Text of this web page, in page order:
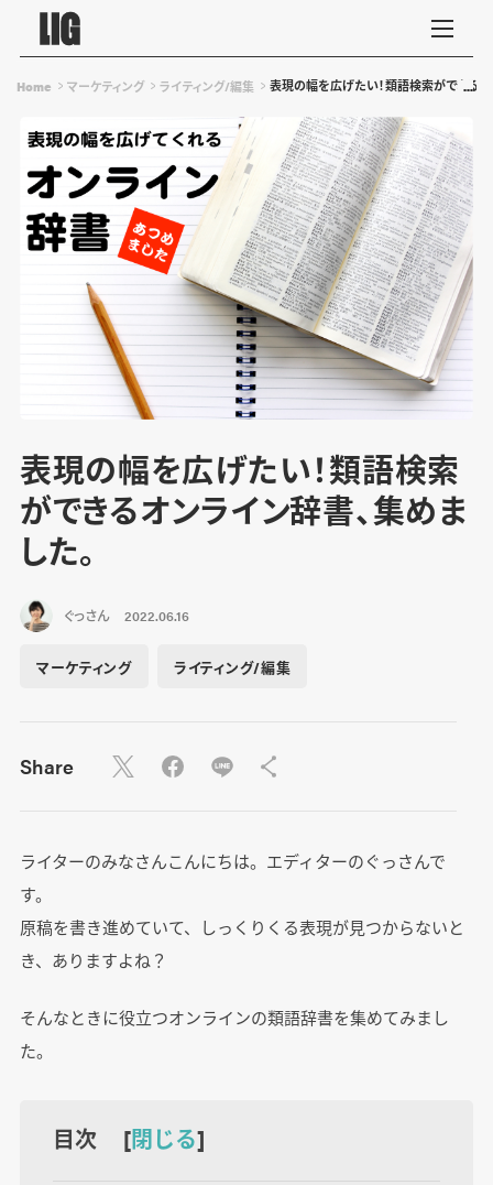
Home マーケティング ライティング/編集 表現の幅を広げたい！類語検索ができるオ
表現の幅を広げたい！類語検索
ができるオンライン辞書、集めま
した。
ぐっさん 2022.06.16
マーケティング ライティング/編集
Share
ライターのみなさんこんにちは。エディターのぐっさんで
す。
原稿を書き進めていて、しっくりくる表現が見つからないと
き、ありますよね？
そんなときに役立つオンラインの類語辞書を集めてみまし
た。
目次 [閉じる]